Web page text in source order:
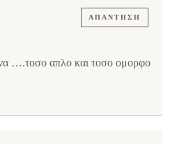
ΑΠΆΝΤΗΣΗ
….τοσο απλο και τοσο ομορφο